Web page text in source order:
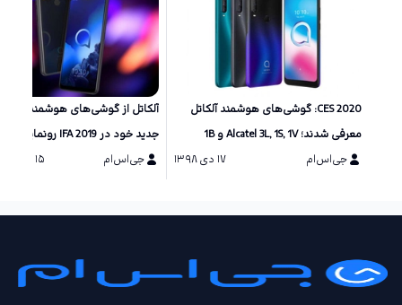
CES 2020: گوشی‌های هوشمند آلکاتل
معرفی شدند؛ Alcatel 3L, 1S, 1V و 1B
جی‌اس‌ام
۱۷ دی ۱۳۹۸
آلکاتل از گوشی‌های هوشمند و
جدید خود در IFA 2019 رونمایی کرد
جی‌اس‌ام
۱۵ شهریور ۱۳۹۸